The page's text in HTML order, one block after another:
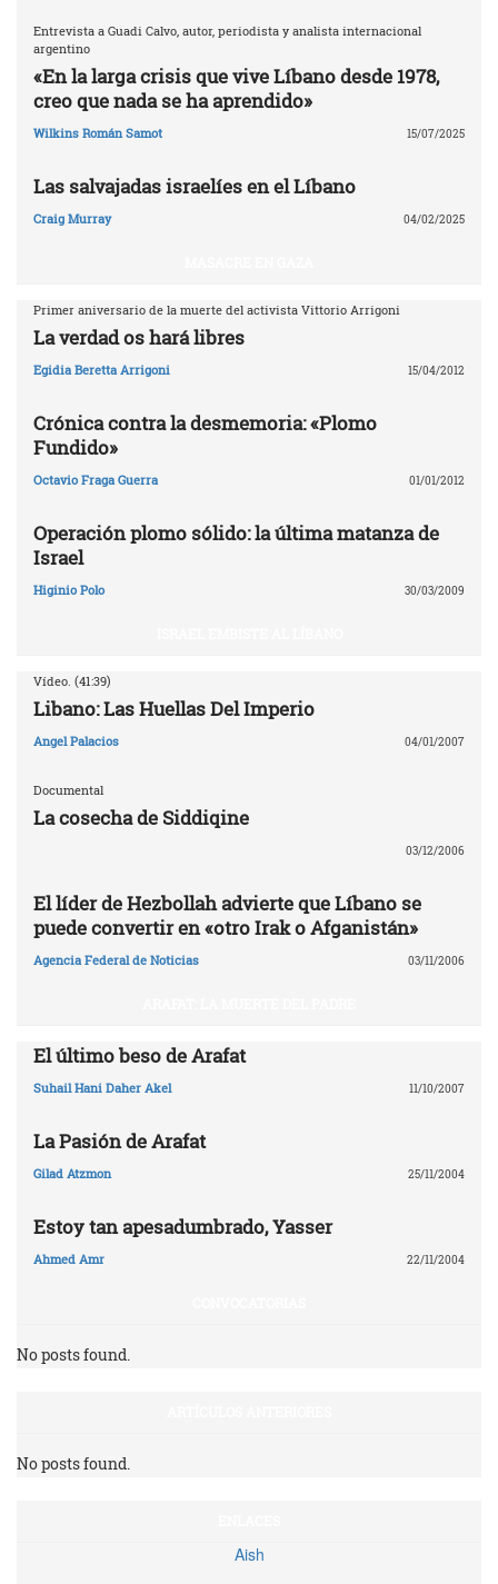
Entrevista a Guadi Calvo, autor, periodista y analista internacional
argentino
«En la larga crisis que vive Líbano desde 1978,
creo que nada se ha aprendido»
Wilkins Román Samot 15/07/2025
Las salvajadas israelíes en el Líbano
Craig Murray 04/02/2025
Primer aniversario de la muerte del activista Vittorio Arrigoni
La verdad os hará libres
Egidia Beretta Arrigoni 15/04/2012
Crónica contra la desmemoria: «Plomo
Fundido»
Octavio Fraga Guerra 01/01/2012
Operación plomo sólido: la última matanza de
Israel
Higinio Polo 30/03/2009
Vídeo. (41:39)
Libano: Las Huellas Del Imperio
Angel Palacios 04/01/2007
Documental
La cosecha de Siddiqine
03/12/2006
El líder de Hezbollah advierte que Líbano se
puede convertir en «otro Irak o Afganistán»
Agencia Federal de Noticias 03/11/2006
El último beso de Arafat
Suhail Hani Daher Akel 11/10/2007
La Pasión de Arafat
Gilad Atzmon 25/11/2004
Estoy tan apesadumbrado, Yasser
Ahmed Amr 22/11/2004
No posts found.
No posts found.
Aish